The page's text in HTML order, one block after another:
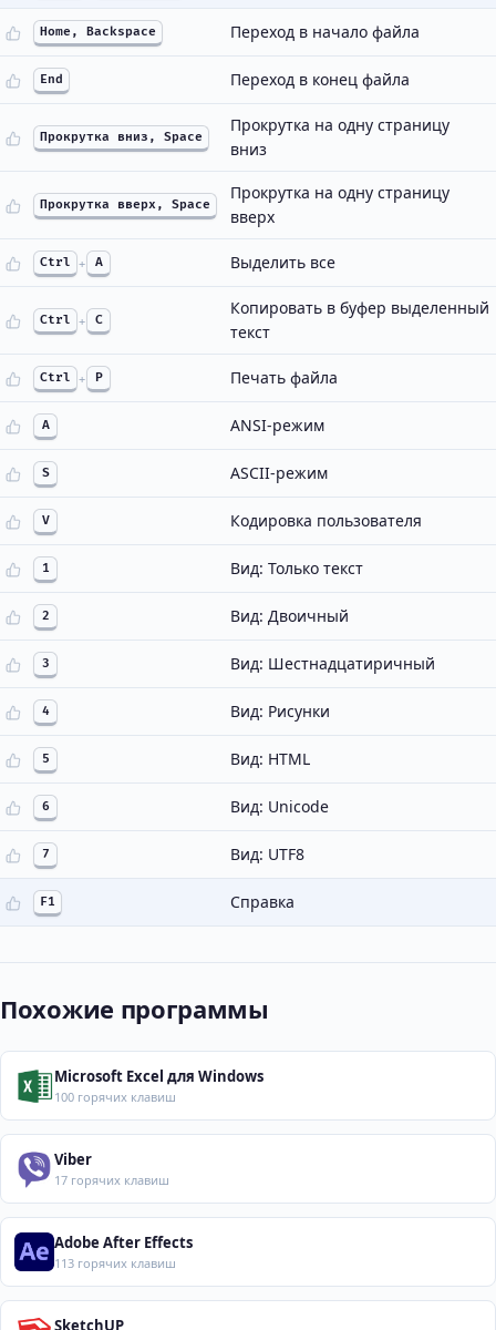
Home, Backspaсe Переход в начало файла
End Переход в конец файла
Прокрутка вниз, Space
Прокрутка на одну страницу
вниз
Прокрутка вверх, Space
Прокрутка на одну страницу
вверх
Ctrl + A Выделить все
Ctrl + C
Копировать в буфер выделенный
текст
Ctrl + P Печать файла
A ANSI-режим
S ASCII-режим
V Кодировка пользователя
1 Вид: Только текст
2 Вид: Двоичный
3 Вид: Шестнадцатиричный
4 Вид: Рисунки
5 Вид: HTML
6 Вид: Unicode
7 Вид: UTF8
F1 Справка
Похожие программы
Microsoft Excel для Windows
100 горячих клавиш
Viber
17 горячих клавиш
Adobe After Effects
113 горячих клавиш
SketchUP